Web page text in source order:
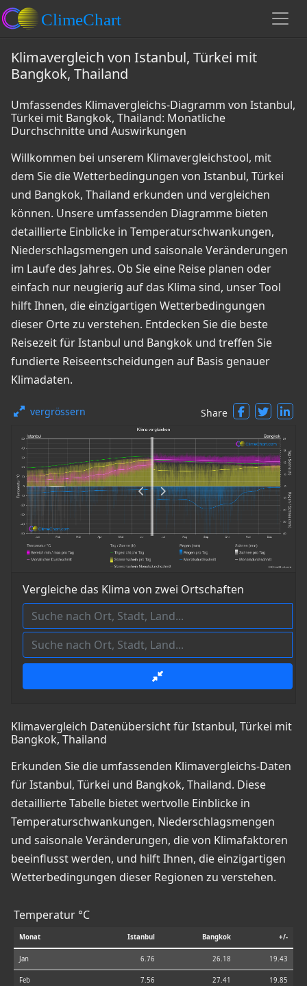
Klimavergleich von Istanbul, Türkei mit
Bangkok, Thailand
Umfassendes Klimavergleichs-Diagramm von Istanbul,
Türkei mit Bangkok, Thailand: Monatliche
Durchschnitte und Auswirkungen
Willkommen bei unserem Klimavergleichstool, mit
dem Sie die Wetterbedingungen von Istanbul, Türkei
und Bangkok, Thailand erkunden und vergleichen
können. Unsere umfassenden Diagramme bieten
detaillierte Einblicke in Temperaturschwankungen,
Niederschlagsmengen und saisonale Veränderungen
im Laufe des Jahres. Ob Sie eine Reise planen oder
einfach nur neugierig auf das Klima sind, unser Tool
hilft Ihnen, die einzigartigen Wetterbedingungen
dieser Orte zu verstehen. Entdecken Sie die beste
Reisezeit für Istanbul und Bangkok und treffen Sie
fundierte Reiseentscheidungen auf Basis genauer
Klimadaten.
vergrössern Share
Vergleiche das Klima von zwei Ortschaften
Klimavergleich Datenübersicht für Istanbul, Türkei mit
Bangkok, Thailand
Erkunden Sie die umfassenden Klimavergleichs-Daten
für Istanbul, Türkei und Bangkok, Thailand. Diese
detaillierte Tabelle bietet wertvolle Einblicke in
Temperaturschwankungen, Niederschlagsmengen
und saisonale Veränderungen, die von Klimafaktoren
beeinflusst werden, und hilft Ihnen, die einzigartigen
Wetterbedingungen dieser Regionen zu verstehen.
Temperatur °C
Monat Istanbul Bangkok +/-
Jan 6.76 26.18 19.43
Feb 7.56 27.41 19.85